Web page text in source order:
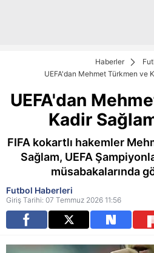
Haberler
UEFA'dan Mehmet Türkmen ve
UEFA'dan
Kadir
FIFA kokartlı hakemler
Sağlam, UEFA
müsabakalarında
Futbol Haberleri
Giriş Tarihi: 07 Temmuz 2026 11:56